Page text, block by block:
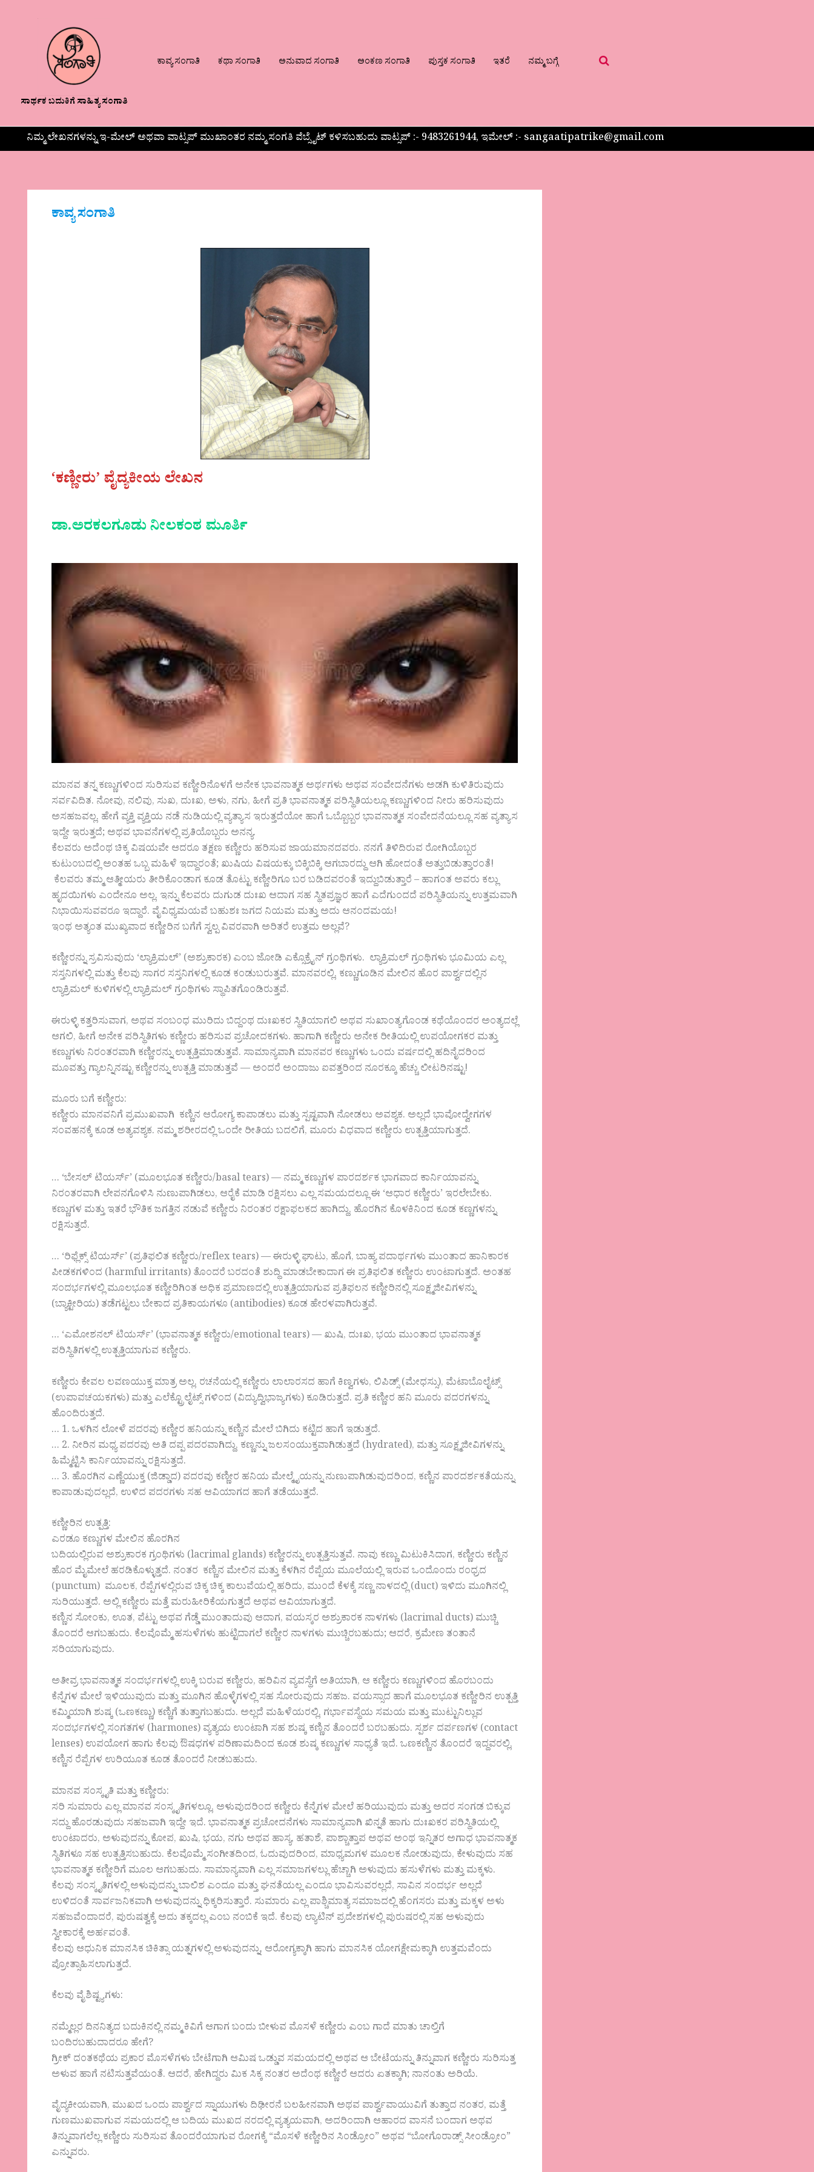
ಸಾರ್ಥಕ ಬದುಕಿಗೆ ಸಾಹಿತ್ಯ ಸಂಗಾತಿ
ಕಾವ್ಯ ಸಂಗಾತಿ ಕಥಾ ಸಂಗಾತಿ ಅನುವಾದ ಸಂಗಾತಿ ಅಂಕಣ ಸಂಗಾತಿ ಪುಸ್ತಕ ಸಂಗಾತಿ ಇತರೆ ನಮ್ಮ ಬಗ್ಗೆ
ನಿಮ್ಮ ಲೇಖನಗಳನ್ನು ಇ-ಮೇಲ್ ಅಥವಾ ವಾಟ್ಸಪ್ ಮುಖಾಂತರ ನಮ್ಮ ಸಂಗತಿ ವೆಬ್ಸೈಟ್ ಕಳಿಸಬಹುದು ವಾಟ್ಸಪ್‌ :- 9483261944, ಇಮೇಲ್ :- sangaatipatrike@gmail.com
ಕಾವ್ಯ ಸಂಗಾತಿ
‘ಕಣ್ಣೀರು’ ವೈದ್ಯಕೀಯ ಲೇಖನ
ಡಾ.ಅರಕಲಗೂಡು ನೀಲಕಂಠ ಮೂರ್ತಿ
ಮಾನವ ತನ್ನ ಕಣ್ಣುಗಳಿಂದ ಸುರಿಸುವ ಕಣ್ಣೀರಿನೊಳಗೆ ಅನೇಕ ಭಾವನಾತ್ಮಕ ಅರ್ಥಗಳು ಅಥವ ಸಂವೇದನೆಗಳು ಅಡಗಿ ಕುಳಿತಿರುವುದು
ಸರ್ವವಿದಿತ. ನೋವು, ನಲಿವು, ಸುಖ, ದುಃಖ, ಅಳು, ನಗು, ಹೀಗೆ ಪ್ರತಿ ಭಾವನಾತ್ಮಕ ಪರಿಸ್ಥಿತಿಯಲ್ಲೂ ಕಣ್ಣುಗಳಿಂದ ನೀರು ಹರಿಸುವುದು
ಅಸಹಜವಲ್ಲ. ಹೇಗೆ ವ್ಯಕ್ತಿ ವ್ಯಕ್ತಿಯ ನಡೆ ನುಡಿಯಲ್ಲಿ ವ್ಯತ್ಯಾಸ ಇರುತ್ತದೆಯೋ ಹಾಗೆ ಒಬ್ಬೊಬ್ಬರ ಭಾವನಾತ್ಮಕ ಸಂವೇದನೆಯಲ್ಲೂ ಸಹ ವ್ಯತ್ಯಾಸ
ಇದ್ದೇ ಇರುತ್ತದೆ; ಅಥವ ಭಾವನೆಗಳಲ್ಲಿ ಪ್ರತಿಯೊಬ್ಬರು ಅನನ್ಯ.
ಕೆಲವರು ಅದೆಂಥ ಚಿಕ್ಕ ವಿಷಯವೇ ಆದರೂ ತಕ್ಷಣ ಕಣ್ಣೀರು ಹರಿಸುವ ಜಾಯಮಾನದವರು. ನನಗೆ ತಿಳಿದಿರುವ ರೋಗಿಯೊಬ್ಬರ
ಕುಟುಂಬದಲ್ಲಿ ಅಂತಹ ಒಬ್ಬ ಮಹಿಳೆ ಇದ್ದಾರಂತೆ; ಖುಷಿಯ ವಿಷಯಕ್ಕು ಬಿಕ್ಕಿಬಿಕ್ಕಿ ಆಗಬಾರದ್ದು ಆಗಿ ಹೋದಂತೆ ಅತ್ತುಬಿಡುತ್ತಾರಂತೆ!
ಕೆಲವರು ತಮ್ಮ ಆತ್ಮೀಯರು ತೀರಿಕೊಂಡಾಗ ಕೂಡ ತೊಟ್ಟು ಕಣ್ಣೀರಿಗೂ ಬರ ಬಡಿದವರಂತೆ ಇದ್ದುಬಿಡುತ್ತಾರೆ – ಹಾಗಂತ ಅವರು ಕಲ್ಲು
ಹೃದಯಿಗಳು ಎಂದೇನೂ ಅಲ್ಲ. ಇನ್ನು ಕೆಲವರು ದುಗುಡ ದುಃಖ ಆದಾಗ ಸಹ ಸ್ಥಿತಪ್ರಜ್ಞರ ಹಾಗೆ ಎದೆಗುಂದದೆ ಪರಿಸ್ಥಿತಿಯನ್ನು ಉತ್ತಮವಾಗಿ
ನಿಭಾಯಿಸುವವರೂ ಇದ್ದಾರೆ. ವೈವಿಧ್ಯಮಯವೆ ಬಹುಶಃ ಜಗದ ನಿಯಮ ಮತ್ತು ಅದು ಆನಂದಮಯ!
ಇಂಥ ಅತ್ಯಂತ ಮುಖ್ಯವಾದ ಕಣ್ಣೀರಿನ ಬಗೆಗೆ ಸ್ವಲ್ಪ ವಿವರವಾಗಿ ಅರಿತರೆ ಉತ್ತಮ ಅಲ್ಲವೆ?
ಕಣ್ಣೀರನ್ನು ಸ್ರವಿಸುವುದು ‘ಲ್ಯಾಕ್ರಿಮಲ್’ (ಅಶ್ರುಕಾರಕ) ಎಂಬ ಜೋಡಿ ಎಕ್ಸೊಕ್ರೈನ್ ಗ್ರಂಥಿಗಳು. ಲ್ಯಾಕ್ರಿಮಲ್ ಗ್ರಂಥಿಗಳು ಭೂಮಿಯ ಎಲ್ಲ
ಸಸ್ತನಿಗಳಲ್ಲಿ ಮತ್ತು ಕೆಲವು ಸಾಗರ ಸಸ್ತನಿಗಳಲ್ಲಿ ಕೂಡ ಕಂಡುಬರುತ್ತವೆ. ಮಾನವರಲ್ಲಿ, ಕಣ್ಣುಗೂಡಿನ ಮೇಲಿನ ಹೊರ ಪಾರ್ಶ್ವದಲ್ಲಿನ
ಲ್ಯಾಕ್ರಿಮಲ್ ಕುಳಿಗಳಲ್ಲಿ ಲ್ಯಾಕ್ರಿಮಲ್ ಗ್ರಂಥಿಗಳು ಸ್ಥಾಪಿತಗೊಂಡಿರುತ್ತವೆ.
ಈರುಳ್ಳಿ ಕತ್ತರಿಸುವಾಗ, ಅಥವ ಸಂಬಂಧ ಮುರಿದು ಬಿದ್ದಂಥ ದುಃಖಕರ ಸ್ಥಿತಿಯಾಗಲಿ ಅಥವ ಸುಖಾಂತ್ಯಗೊಂಡ ಕಥೆಯೊಂದರ ಅಂತ್ಯದಲ್ಲೆ
ಆಗಲಿ, ಹೀಗೆ ಅನೇಕ ಪರಿಸ್ಥಿತಿಗಳು ಕಣ್ಣೀರು ಹರಿಸುವ ಪ್ರಚೋದಕಗಳು. ಹಾಗಾಗಿ ಕಣ್ಣೀರು ಅನೇಕ ರೀತಿಯಲ್ಲಿ ಉಪಯೋಗಕರ ಮತ್ತು
ಕಣ್ಣುಗಳು ನಿರಂತರವಾಗಿ ಕಣ್ಣೀರನ್ನು ಉತ್ಪತ್ತಿಮಾಡುತ್ತವೆ. ಸಾಮಾನ್ಯವಾಗಿ ಮಾನವರ ಕಣ್ಣುಗಳು ಒಂದು ವರ್ಷದಲ್ಲಿ ಹದಿನೈದರಿಂದ
ಮೂವತ್ತು ಗ್ಯಾಲನ್ನಿನಷ್ಟು ಕಣ್ಣೀರನ್ನು ಉತ್ಪತ್ತಿ ಮಾಡುತ್ತವೆ — ಅಂದರೆ ಅಂದಾಜು ಐವತ್ತರಿಂದ ನೂರಕ್ಕೂ ಹೆಚ್ಚು ಲೀಟರಿನಷ್ಟು!
ಮೂರು ಬಗೆ ಕಣ್ಣೀರು:
ಕಣ್ಣೀರು ಮಾನವನಿಗೆ ಪ್ರಮುಖವಾಗಿ ಕಣ್ಣಿನ ಆರೋಗ್ಯ ಕಾಪಾಡಲು ಮತ್ತು ಸ್ಪಷ್ಟವಾಗಿ ನೋಡಲು ಅವಶ್ಯಕ. ಅಲ್ಲದೆ ಭಾವೋದ್ವೇಗಗಳ
ಸಂವಹನಕ್ಕೆ ಕೂಡ ಅತ್ಯವಶ್ಯಕ. ನಮ್ಮ ಶರೀರದಲ್ಲಿ ಒಂದೇ ರೀತಿಯ ಬದಲಿಗೆ, ಮೂರು ವಿಧವಾದ ಕಣ್ಣೀರು ಉತ್ಪತ್ತಿಯಾಗುತ್ತದೆ.
… ‘ಬೇಸಲ್ ಟಿಯರ್ಸ್’ (ಮೂಲಭೂತ ಕಣ್ಣೀರು/basal tears) — ನಮ್ಮ ಕಣ್ಣುಗಳ ಪಾರದರ್ಶಕ ಭಾಗವಾದ ಕಾರ್ನಿಯಾವನ್ನು
ನಿರಂತರವಾಗಿ ಲೇಪನಗೊಳಿಸಿ ನುಣುಪಾಗಿಡಲು, ಆರೈಕೆ ಮಾಡಿ ರಕ್ಷಿಸಲು ಎಲ್ಲ ಸಮಯದಲ್ಲೂ ಈ ‘ಆಧಾರ ಕಣ್ಣೀರು’ ಇರಲೇಬೇಕು.
ಕಣ್ಣುಗಳ ಮತ್ತು ಇತರೆ ಭೌತಿಕ ಜಗತ್ತಿನ ನಡುವೆ ಕಣ್ಣೀರು ನಿರಂತರ ರಕ್ಷಾಫಲಕದ ಹಾಗಿದ್ದು, ಹೊರಗಿನ ಕೊಳಕಿನಿಂದ ಕೂಡ ಕಣ್ಣಗಳನ್ನು
ರಕ್ಷಿಸುತ್ತದೆ.
… ‘ರಿಫ್ಲೆಕ್ಸ್ ಟಿಯರ್ಸ್’ (ಪ್ರತಿಫಲಿತ ಕಣ್ಣೀರು/reflex tears) — ಈರುಳ್ಳಿ ಘಾಟು, ಹೊಗೆ, ಬಾಹ್ಯ ಪದಾರ್ಥಗಳು ಮುಂತಾದ ಹಾನಿಕಾರಕ
ಪೀಡಕಗಳಿಂದ (harmful irritants) ತೊಂದರೆ ಬರದಂತೆ ಶುದ್ಧಿ ಮಾಡಬೇಕಾದಾಗ ಈ ಪ್ರತಿಫಲಿತ ಕಣ್ಣೀರು ಉಂಟಾಗುತ್ತದೆ. ಅಂತಹ
ಸಂದರ್ಭಗಳಲ್ಲಿ ಮೂಲಭೂತ ಕಣ್ಣೀರಿಗಿಂತ ಅಧಿಕ ಪ್ರಮಾಣದಲ್ಲಿ ಉತ್ಪತ್ತಿಯಾಗುವ ಪ್ರತಿಫಲನ ಕಣ್ಣೀರಿನಲ್ಲಿ ಸೂಕ್ಷ್ಮಜೀವಿಗಳನ್ನು
(ಬ್ಯಾಕ್ಟೀರಿಯ) ತಡೆಗಟ್ಟಲು ಬೇಕಾದ ಪ್ರತಿಕಾಯಗಳೂ (antibodies) ಕೂಡ ಹೇರಳವಾಗಿರುತ್ತವೆ.
… ‘ಎಮೋಶನಲ್ ಟಿಯರ್ಸ್’ (ಭಾವನಾತ್ಮಕ ಕಣ್ಣೀರು/emotional tears) — ಖುಷಿ, ದುಃಖ, ಭಯ ಮುಂತಾದ ಭಾವನಾತ್ಮಕ
ಪರಿಸ್ಥಿತಿಗಳಲ್ಲಿ ಉತ್ಪತ್ತಿಯಾಗುವ ಕಣ್ಣೀರು.
ಕಣ್ಣೀರು ಕೇವಲ ಲವಣಯುಕ್ತ ಮಾತ್ರ ಅಲ್ಲ. ರಚನೆಯಲ್ಲಿ ಕಣ್ಣೀರು ಲಾಲಾರಸದ ಹಾಗೆ ಕಿಣ್ವಗಳು, ಲಿಪಿಡ್ಸ್ (ಮೇಧಸ್ಸು), ಮೆಟಾಬೊಲೈಟ್ಸ್
(ಉಪಾವಚಯಕಗಳು) ಮತ್ತು ಎಲೆಕ್ಟ್ರೊಲೈಟ್ಸ್ ಗಳಿಂದ (ವಿದ್ಯುದ್ವಿಭಾಜ್ಯಗಳು) ಕೂಡಿರುತ್ತದೆ. ಪ್ರತಿ ಕಣ್ಣೀರ ಹನಿ ಮೂರು ಪದರಗಳನ್ನು
ಹೊಂದಿರುತ್ತದೆ.
… 1. ಒಳಗಿನ ಲೋಳೆ ಪದರವು ಕಣ್ಣೀರ ಹನಿಯನ್ನು ಕಣ್ಣಿನ ಮೇಲೆ ಬಿಗಿದು ಕಟ್ಟಿದ ಹಾಗೆ ಇಡುತ್ತದೆ.
… 2. ನೀರಿನ ಮಧ್ಯ ಪದರವು ಅತಿ ದಪ್ಪ ಪದರವಾಗಿದ್ದು, ಕಣ್ಣನ್ನು ಜಲಸಂಯುಕ್ತವಾಗಿಡುತ್ತದೆ (hydrated), ಮತ್ತು ಸೂಕ್ಷ್ಮಜೀವಿಗಳನ್ನು
ಹಿಮ್ಮೆಟ್ಟಿಸಿ ಕಾರ್ನಿಯಾವನ್ನು ರಕ್ಷಿಸುತ್ತದೆ.
… 3. ಹೊರಗಿನ ಎಣ್ಣೆಯುಕ್ತ (ಜಿಡ್ಡಾದ) ಪದರವು ಕಣ್ಣೀರ ಹನಿಯ ಮೇಲ್ಮೈಯನ್ನು ನುಣುಪಾಗಿಡುವುದರಿಂದ, ಕಣ್ಣಿನ ಪಾರದರ್ಶಕತೆಯನ್ನು
ಕಾಪಾಡುವುದಲ್ಲದೆ, ಉಳಿದ ಪದರಗಳು ಸಹ ಆವಿಯಾಗದ ಹಾಗೆ ತಡೆಯುತ್ತದೆ.
ಕಣ್ಣೀರಿನ ಉತ್ಪತ್ತಿ:
ಎರಡೂ ಕಣ್ಣುಗಳ ಮೇಲಿನ ಹೊರಗಿನ
ಬದಿಯಲ್ಲಿರುವ ಅಶ್ರುಕಾರಕ ಗ್ರಂಥಿಗಳು (lacrimal glands) ಕಣ್ಣೀರನ್ನು ಉತ್ಪತ್ತಿಸುತ್ತವೆ. ನಾವು ಕಣ್ಣು ಮಿಟುಕಿಸಿದಾಗ, ಕಣ್ಣೀರು ಕಣ್ಣಿನ
ಹೊರ ಮೈಮೇಲೆ ಹರಡಿಕೊಳ್ಳುತ್ತದೆ. ನಂತರ ಕಣ್ಣಿನ ಮೇಲಿನ ಮತ್ತು ಕೆಳಗಿನ ರೆಪ್ಪೆಯ ಮೂಲೆಯಲ್ಲಿ ಇರುವ ಒಂದೊಂದು ರಂಧ್ರದ
(punctum) ಮೂಲಕ, ರೆಪ್ಪೆಗಳಲ್ಲಿರುವ ಚಿಕ್ಕ ಚಿಕ್ಕ ಕಾಲುವೆಯಲ್ಲಿ ಹರಿದು, ಮುಂದೆ ಕೆಳಕ್ಕೆ ಸಣ್ಣ ನಾಳದಲ್ಲಿ (duct) ಇಳಿದು ಮೂಗಿನಲ್ಲಿ
ಸುರಿಯುತ್ತದೆ. ಅಲ್ಲಿ ಕಣ್ಣೀರು ಮತ್ತೆ ಮರುಹೀರಿಕೆಯಗುತ್ತದೆ ಅಥವ ಆವಿಯಾಗುತ್ತದೆ.
ಕಣ್ಣಿನ ಸೋಂಕು, ಊತ, ಪೆಟ್ಟು ಅಥವ ಗೆಡ್ಡೆ ಮುಂತಾದುವು ಆದಾಗ, ವಯಸ್ಕರ ಅಶ್ರುಕಾರಕ ನಾಳಗಳು (lacrimal ducts) ಮುಚ್ಚಿ
ತೊಂದರೆ ಆಗಬಹುದು. ಕೆಲವೊಮ್ಮೆ ಹಸುಳೆಗಳು ಹುಟ್ಟಿದಾಗಲೆ ಕಣ್ಣೀರ ನಾಳಗಳು ಮುಚ್ಚಿರಬಹುದು; ಆದರೆ, ಕ್ರಮೇಣ ತಂತಾನೆ
ಸರಿಯಾಗುವುದು.
ಅತೀವ್ರ ಭಾವನಾತ್ಮಕ ಸಂದರ್ಭಗಳಲ್ಲಿ ಉಕ್ಕಿ ಬರುವ ಕಣ್ಣೀರು, ಹರಿವಿನ ವ್ಯವಸ್ಥೆಗೆ ಅತಿಯಾಗಿ, ಆ ಕಣ್ಣೀರು ಕಣ್ಣುಗಳಿಂದ ಹೊರಬಂದು
ಕೆನ್ನೆಗಳ ಮೇಲೆ ಇಳಿಯುವುದು ಮತ್ತು ಮೂಗಿನ ಹೊಳ್ಳೆಗಳಲ್ಲಿ ಸಹ ಸೋರುವುದು ಸಹಜ. ವಯಸ್ಸಾದ ಹಾಗೆ ಮೂಲಭೂತ ಕಣ್ಣೀರಿನ ಉತ್ಪತ್ತಿ
ಕಮ್ಮಿಯಾಗಿ ಶುಷ್ಕ (ಒಣಕಣ್ಣು) ಕಣ್ಣಿಗೆ ತುತ್ತಾಗಬಹುದು. ಅಲ್ಲದೆ ಮಹಿಳೆಯರಲ್ಲಿ, ಗರ್ಭಾವಸ್ಥೆಯ ಸಮಯ ಮತ್ತು ಮುಟ್ಟುನಿಲ್ಲುವ
ಸಂದರ್ಭಗಳಲ್ಲಿ ಸಂಗತಗಳ (harmones) ವ್ಯತ್ಯಯ ಉಂಟಾಗಿ ಸಹ ಶುಷ್ಕ ಕಣ್ಣಿನ ತೊಂದರೆ ಬರಬಹುದು. ಸ್ಪರ್ಶ ದರ್ಪಣಗಳ (contact
lenses) ಉಪಯೋಗ ಹಾಗು ಕೆಲವು ಔಷಧಗಳ ಪರಿಣಾಮದಿಂದ ಕೂಡ ಶುಷ್ಕ ಕಣ್ಣುಗಳ ಸಾಧ್ಯತೆ ಇದೆ. ಒಣಕಣ್ಣಿನ ತೊಂದರೆ ಇದ್ದವರಲ್ಲಿ,
ಕಣ್ಣಿನ ರೆಪ್ಪೆಗಳ ಉರಿಯೂತ ಕೂಡ ತೊಂದರೆ ನೀಡಬಹುದು.
ಮಾನವ ಸಂಸ್ಕೃತಿ ಮತ್ತು ಕಣ್ಣೀರು:
ಸರಿ ಸುಮಾರು ಎಲ್ಲ ಮಾನವ ಸಂಸ್ಕೃತಿಗಳಲ್ಲೂ, ಅಳುವುದರಿಂದ ಕಣ್ಣೀರು ಕೆನ್ನೆಗಳ ಮೇಲೆ ಹರಿಯುವುದು ಮತ್ತು ಅದರ ಸಂಗಡ ಬಿಕ್ಕುವ
ಸದ್ದು ಹೊರಡುವುದು ಸಹಜವಾಗಿ ಇದ್ದೇ ಇದೆ. ಭಾವನಾತ್ಮಕ ಪ್ರಚೋದನೆಗಳು ಸಾಮಾನ್ಯವಾಗಿ ಖಿನ್ನತೆ ಹಾಗು ದುಃಖಕರ ಪರಿಸ್ಥಿತಿಯಲ್ಲಿ
ಉಂಟಾದರು, ಅಳುವುದನ್ನು ಕೋಪ, ಖುಷಿ, ಭಯ, ನಗು ಅಥವ ಹಾಸ್ಯ, ಹತಾಶೆ, ಪಾಶ್ಚಾತ್ತಾಪ ಅಥವ ಅಂಥ ಇನ್ನಿತರ ಅಗಾಧ ಭಾವನಾತ್ಮಕ
ಸ್ಥಿತಿಗಳೂ ಸಹ ಉತ್ಪತ್ತಿಸಬಹುದು. ಕೆಲವೊಮ್ಮೆ ಸಂಗೀತದಿಂದ, ಓದುವುದರಿಂದ, ಮಾಧ್ಯಮಗಳ ಮೂಲಕ ನೋಡುವುದು, ಕೇಳುವುದು ಸಹ
ಭಾವನಾತ್ಮಕ ಕಣ್ಣೀರಿಗೆ ಮೂಲ ಆಗಬಹುದು. ಸಾಮಾನ್ಯವಾಗಿ ಎಲ್ಲ ಸಮಾಜಗಳಲ್ಲು ಹೆಚ್ಚಾಗಿ ಅಳುವುದು ಹಸುಳೆಗಳು ಮತ್ತು ಮಕ್ಕಳು.
ಕೆಲವು ಸಂಸ್ಕೃತಿಗಳಲ್ಲಿ ಅಳುವುದನ್ನು ಬಾಲಿಶ ಎಂದೂ ಮತ್ತು ಘನತೆಯಲ್ಲ ಎಂದೂ ಭಾವಿಸುವರಲ್ಲದೆ, ಸಾವಿನ ಸಂದರ್ಭ ಅಲ್ಲದೆ
ಉಳಿದಂತೆ ಸಾರ್ವಜನಿಕವಾಗಿ ಅಳುವುದನ್ನು ಧಿಕ್ಕರಿಸುತ್ತಾರೆ. ಸುಮಾರು ಎಲ್ಲ ಪಾಶ್ಚಿಮಾತ್ಯ ಸಮಾಜದಲ್ಲಿ ಹೆಂಗಸರು ಮತ್ತು ಮಕ್ಕಳ ಅಳು
ಸಹಜವೆಂದಾದರೆ, ಪುರುಷತ್ವಕ್ಕೆ ಅದು ತಕ್ಕದಲ್ಲ ಎಂಬ ನಂಬಿಕೆ ಇದೆ. ಕೆಲವು ಲ್ಯಾಟಿನ್ ಪ್ರದೇಶಗಳಲ್ಲಿ ಪುರುಷರಲ್ಲಿ ಸಹ ಅಳುವುದು
ಸ್ವೀಕಾರಕ್ಕೆ ಅರ್ಹವಂತೆ.
ಕೆಲವು ಆಧುನಿಕ ಮಾನಸಿಕ ಚಿಕಿತ್ಸಾ ಯತ್ನಗಳಲ್ಲಿ ಅಳುವುದನ್ನು, ಆರೋಗ್ಯಕ್ಕಾಗಿ ಹಾಗು ಮಾನಸಿಕ ಯೋಗಕ್ಷೇಮಕ್ಕಾಗಿ ಉತ್ತಮವೆಂದು
ಪ್ರೋತ್ಸಾಹಿಸಲಾಗುತ್ತದೆ.
ಕೆಲವು ವೈಶಿಷ್ಟ್ಯಗಳು:
ನಮ್ಮೆಲ್ಲರ ದಿನನಿತ್ಯದ ಬದುಕಿನಲ್ಲಿ ನಮ್ಮ ಕಿವಿಗೆ ಆಗಾಗ ಬಂದು ಬೀಳುವ ಮೊಸಳೆ ಕಣ್ಣೀರು ಎಂಬ ಗಾದೆ ಮಾತು ಚಾಲ್ತಿಗೆ
ಬಂದಿರಬಹುದಾದರೂ ಹೇಗೆ?
ಗ್ರೀಕ್ ದಂತಕಥೆಯ ಪ್ರಕಾರ ಮೊಸಳೆಗಳು ಬೇಟೆಗಾಗಿ ಆಮಿಷ ಒಡ್ಡುವ ಸಮಯದಲ್ಲಿ ಅಥವ ಆ ಬೇಟೆಯನ್ನು ತಿನ್ನುವಾಗ ಕಣ್ಣೀರು ಸುರಿಸುತ್ತ
ಅಳುವ ಹಾಗೆ ನಟಿಸುತ್ತವೆಯಂತೆ. ಆದರೆ, ಹೇಗಿದ್ದರು ಮಿಕ ಸಿಕ್ಕ ನಂತರ ಅದೆಂಥ ಕಣ್ಣೀರೆ ಆದರು ಏತಕ್ಕಾಗಿ; ನಾನಂತು ಅರಿಯೆ.
ವೈದ್ಯಕೀಯವಾಗಿ, ಮುಖದ ಒಂದು ಪಾರ್ಶ್ವದ ಸ್ನಾಯುಗಳು ದಿಢೀರನೆ ಬಲಹೀನವಾಗಿ ಅಥವ ಪಾರ್ಶ್ವವಾಯುವಿಗೆ ತುತ್ತಾದ ನಂತರ, ಮತ್ತೆ
ಗುಣಮುಖವಾಗುವ ಸಮಯದಲ್ಲಿ ಆ ಬದಿಯ ಮುಖದ ನರದಲ್ಲಿ ವ್ಯತ್ಯಯವಾಗಿ, ಅದರಿಂದಾಗಿ ಆಹಾರದ ವಾಸನೆ ಬಂದಾಗ ಅಥವ
ತಿನ್ನುವಾಗಲೆಲ್ಲ ಕಣ್ಣೀರು ಸುರಿಸುವ ತೊಂದರೆಯಾಗುವ ರೋಗಕ್ಕೆ “ಮೊಸಳೆ ಕಣ್ಣೀರಿನ ಸಿಂಡ್ರೋಂ” ಅಥವ “ಬೋಗೊರಾಡ್ಸ್ ಸೀಂಡ್ರೋಂ”
ಎನ್ನುವರು.